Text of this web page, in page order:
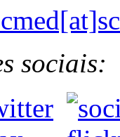
sociais: